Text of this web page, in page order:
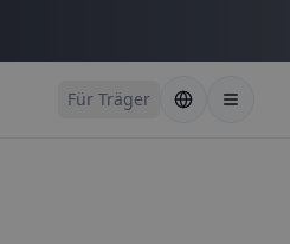
Für Träger